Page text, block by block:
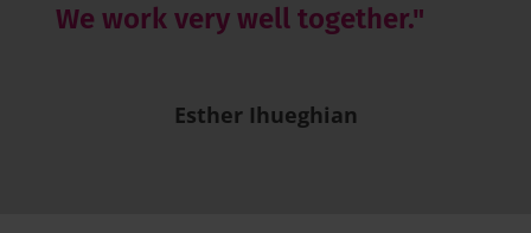
We work very well together."
Esther Ihueghian